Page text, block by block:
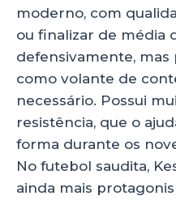
moderno, com
ou finalizar de média
defensivamente,
como volante de
necessário. Possui
resistência, que o
forma durante os
No futebol saudita,
ainda mais